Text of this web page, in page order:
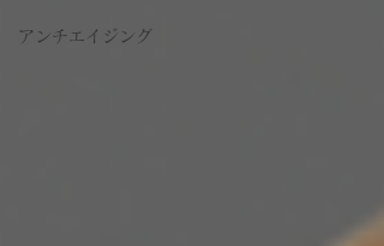
アンチエイジング